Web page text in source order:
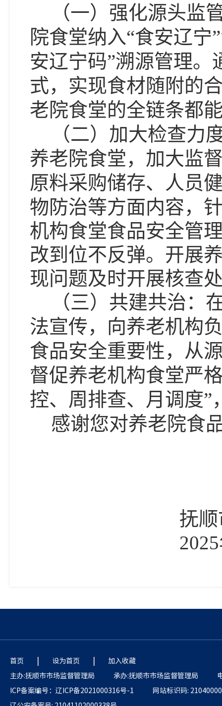
（一）强化源头监
院食堂纳入“食安辽宁
安辽宁码”溯源管理。
式，实现食材随附的
老院食堂的全链条都
（二）加大检查力
养老院食堂，加大监
原料采购储存、人员
物防治等方面内容，
机构食堂食品安全管
改到位不反弹。开展
现问题及时开展核查
（三）共建共治：
法宣传，向养老机构
食品安全重要性，从
督促养老机构食堂严
控、周排查、月调度
感谢您对养老院食
抚
2025
首页 | 设为首页 |
加入收藏
主办:抚顺市市场监督管理局
承办:抚顺市市场监督管理局
ICP备案编号：辽ICP备2021000316号-1
网站标识码: